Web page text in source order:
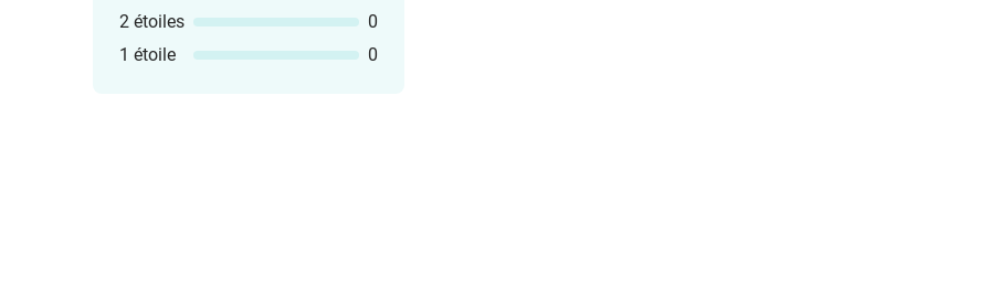
2 étoiles
0
1 étoile
0